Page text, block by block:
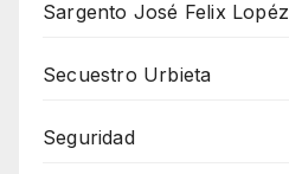
Sargento José Felix Lopéz
Secuestro Urbieta
Seguridad